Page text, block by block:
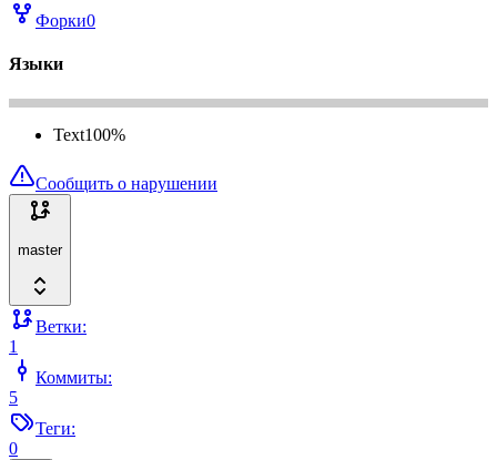
Форки0
Языки
Text100%
Сообщить о нарушении
master
Ветки:
1
Коммиты:
5
Теги:
0